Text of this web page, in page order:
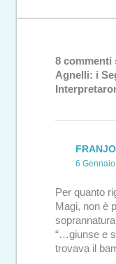
8 commenti
Agnelli: i
FRANJO
6
Per quanto
Magi, non è
“…giunse e
trovava il